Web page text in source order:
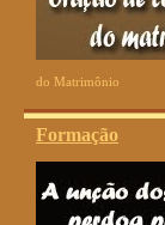
do Matrimônio
Formação